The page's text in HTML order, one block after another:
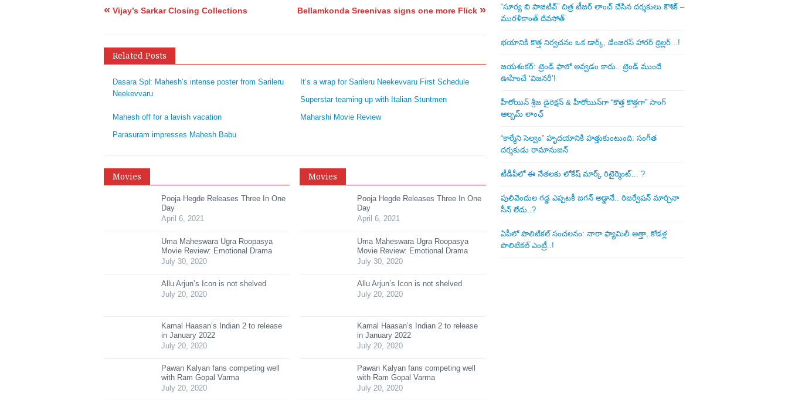
« Vijay’s Sarkar Closing Collections Bellamkonda Sreenivas signs one more Flick »
Related Posts
Dasara Spl: Mahesh’s intense poster from Sarileru
Neekevvaru
It’s a wrap for Sarileru Neekevvaru First Schedule
Superstar teaming up with Italian Stuntmen
Mahesh off for a lavish vacation
Maharshi Movie Review
Parasuram impresses Mahesh Babu
Movies
Pooja Hegde Releases Three In One
Day
April 6, 2021
Uma Maheswara Ugra Roopasya
Movie Review: Emotional Drama
July 30, 2020
Allu Arjun’s Icon is not shelved
July 20, 2020
Kamal Haasan’s Indian 2 to release
in January 2022
July 20, 2020
Pawan Kalyan fans competing well
with Ram Gopal Varma
July 20, 2020
Movies
Pooja Hegde Releases Three In One
Day
April 6, 2021
Uma Maheswara Ugra Roopasya
Movie Review: Emotional Drama
July 30, 2020
Allu Arjun’s Icon is not shelved
July 20, 2020
Kamal Haasan’s Indian 2 to release
in January 2022
July 20, 2020
Pawan Kalyan fans competing well
with Ram Gopal Varma
July 20, 2020
“సూర్య బి పాజిటివ్” చిత్ర టీజర్ లాంచ్ చేసిన‌ దర్శకులు కౌశిక్ –
మురళీకాంత్ దేవసోత్
భయానికి కొత్త నిర్వచనం ఒక డార్క్, డేంజరస్ హారర్ థ్రిల్లర్ ..!
జయశంకర్: ట్రెండ్‌ ఫాలో అవ్వడం కాదు.. ట్రెండ్‌ ముందే
ఊహించే ‘విజనరీ’!
హీరోయిన్ శ్రీజ డైరెక్ష‌న్ & హీరోయిన్‌గా “కొత్త కొత్తగా” సాంగ్
ఆల్బమ్ లాంఛ్
“కార్మేని సెల్వం” హృదయానికి హత్తుకుంటుంది: సంగీత
దర్శకుడు రామానుజన్
టీడీపీలో ఈ నేత‌ల‌కు లోకేష్ మార్క్ రిటైర్మెంట్‌… ?
పులివెందుల గ‌డ్డ ఎప్ప‌ట‌కీ జ‌గ‌న్ అడ్డానే.. రిజ‌ర్వేష‌న్ మార్చినా
సీన్ లేదు..?
ఏపీలో పొలిటిక‌ల్ సంచ‌ల‌నం: నారా ఫ్యామిలీ అత్తా, కోడ‌ళ్ల
పొలిటికల్ ఎంట్రీ..!